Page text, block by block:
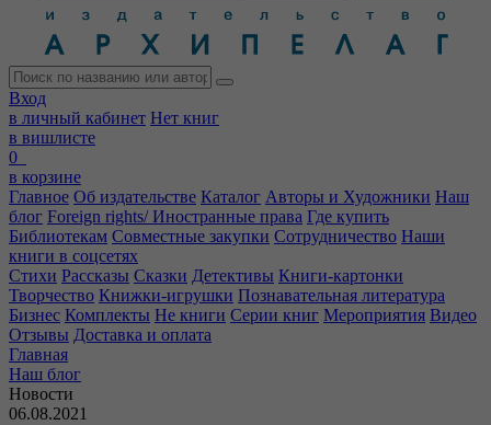
Вход
в личный кабинет Нет книг
в вишлисте
0
в корзине
Главное Об издательстве Каталог Авторы и Художники Наш
блог Foreign rights/ Иностранные права Где купить
Библиотекам Совместные закупки Сотрудничество Наши
книги в соцсетях
Стихи Рассказы Сказки Детективы Книги-картонки
Творчество Книжки-игрушки Познавательная литература
Бизнес Комплекты Не книги Серии книг Мероприятия Видео
Отзывы Доставка и оплата
Главная
Наш блог
Новости
06.08.2021